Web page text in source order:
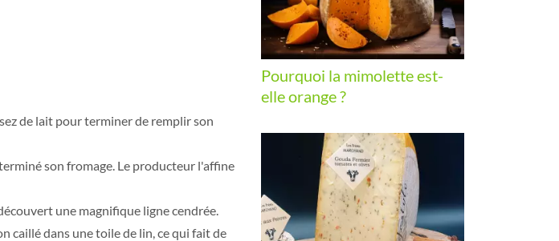
de lait pour terminer de remplir son
son fromage. Le producteur l'affine
une magnifique ligne cendrée.
caillé dans une toile de lin, ce qui fait de
Pourquoi la mimolette est-
elle orange ?